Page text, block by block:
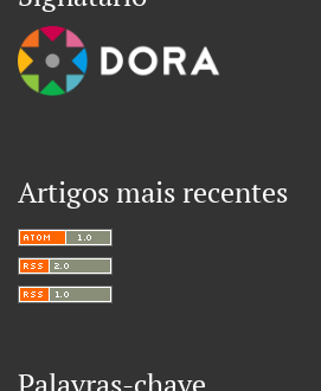
Artigos mais recentes